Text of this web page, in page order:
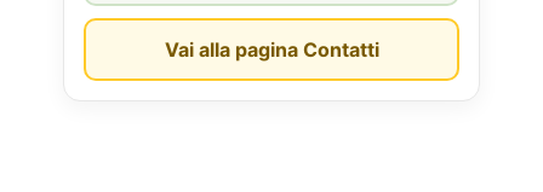
Vai alla pagina Contatti